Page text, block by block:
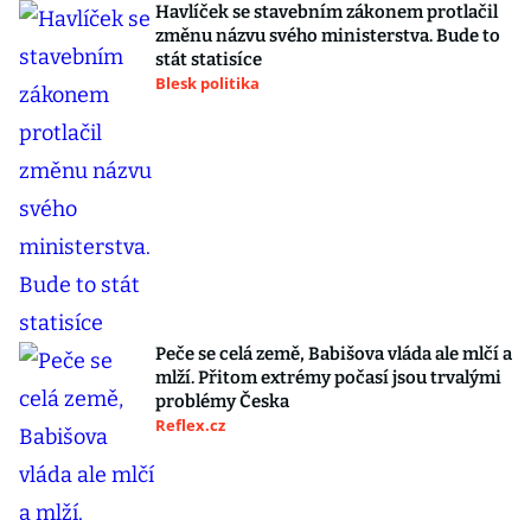
Havlíček se stavebním zákonem protlačil
změnu názvu svého ministerstva. Bude to
stát statisíce
Blesk politika
Peče se celá země, Babišova vláda ale mlčí a
mlží. Přitom extrémy počasí jsou trvalými
problémy Česka
Reflex.cz